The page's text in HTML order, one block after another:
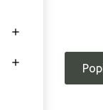

